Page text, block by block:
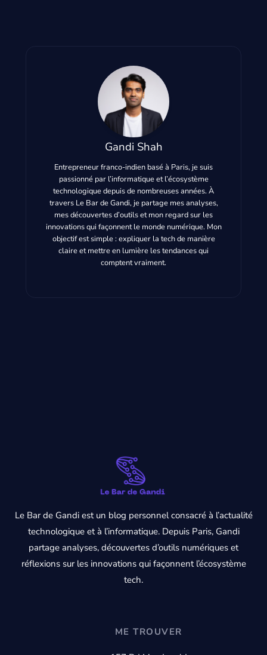
Gandi Shah
Entrepreneur franco-indien basé à Paris, je suis
passionné par l’informatique et l’écosystème
technologique depuis de nombreuses années. À
travers Le Bar de Gandi, je partage mes analyses,
mes découvertes d’outils et mon regard sur les
innovations qui façonnent le monde numérique. Mon
objectif est simple : expliquer la tech de manière
claire et mettre en lumière les tendances qui
comptent vraiment.
Le Bar de Gandi est un blog personnel consacré à l’actualité
technologique et à l’informatique. Depuis Paris, Gandi
partage analyses, découvertes d’outils numériques et
réflexions sur les innovations qui façonnent l’écosystème
tech.
ME TROUVER